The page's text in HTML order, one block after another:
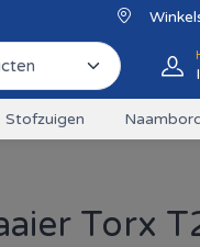
Stofzuigen
Torx